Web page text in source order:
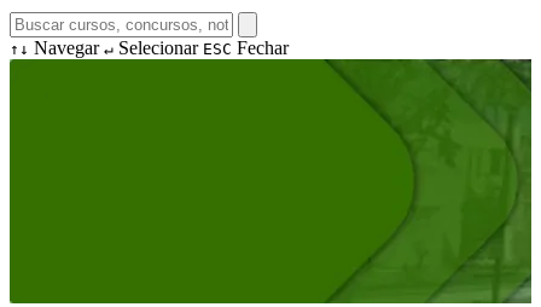
↑↓ Navegar ↵ Selecionar ESC Fechar